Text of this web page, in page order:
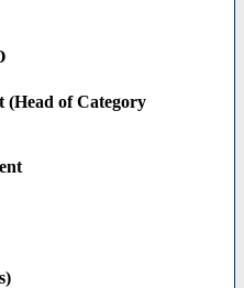
(Head of Category